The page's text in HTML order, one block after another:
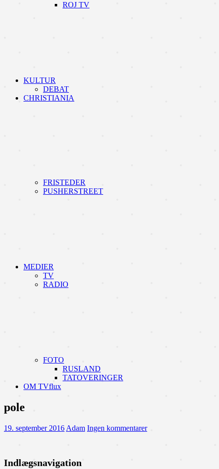
ROJ TV
KULTUR
DEBAT
CHRISTIANIA
FRISTEDER
PUSHERSTREET
MEDIER
TV
RADIO
FOTO
RUSLAND
TATOVERINGER
OM TVflux
pole
19. september 2016 Adam Ingen kommentarer
Indlægsnavigation